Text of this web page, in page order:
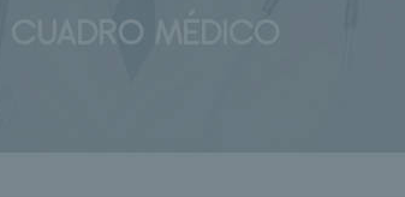
CUADRO MÉDICO